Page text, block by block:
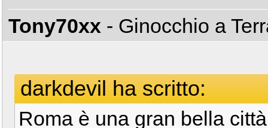
Tony70xx - Ginocchio a
darkdevil ha scritto:
Roma è una gran bella